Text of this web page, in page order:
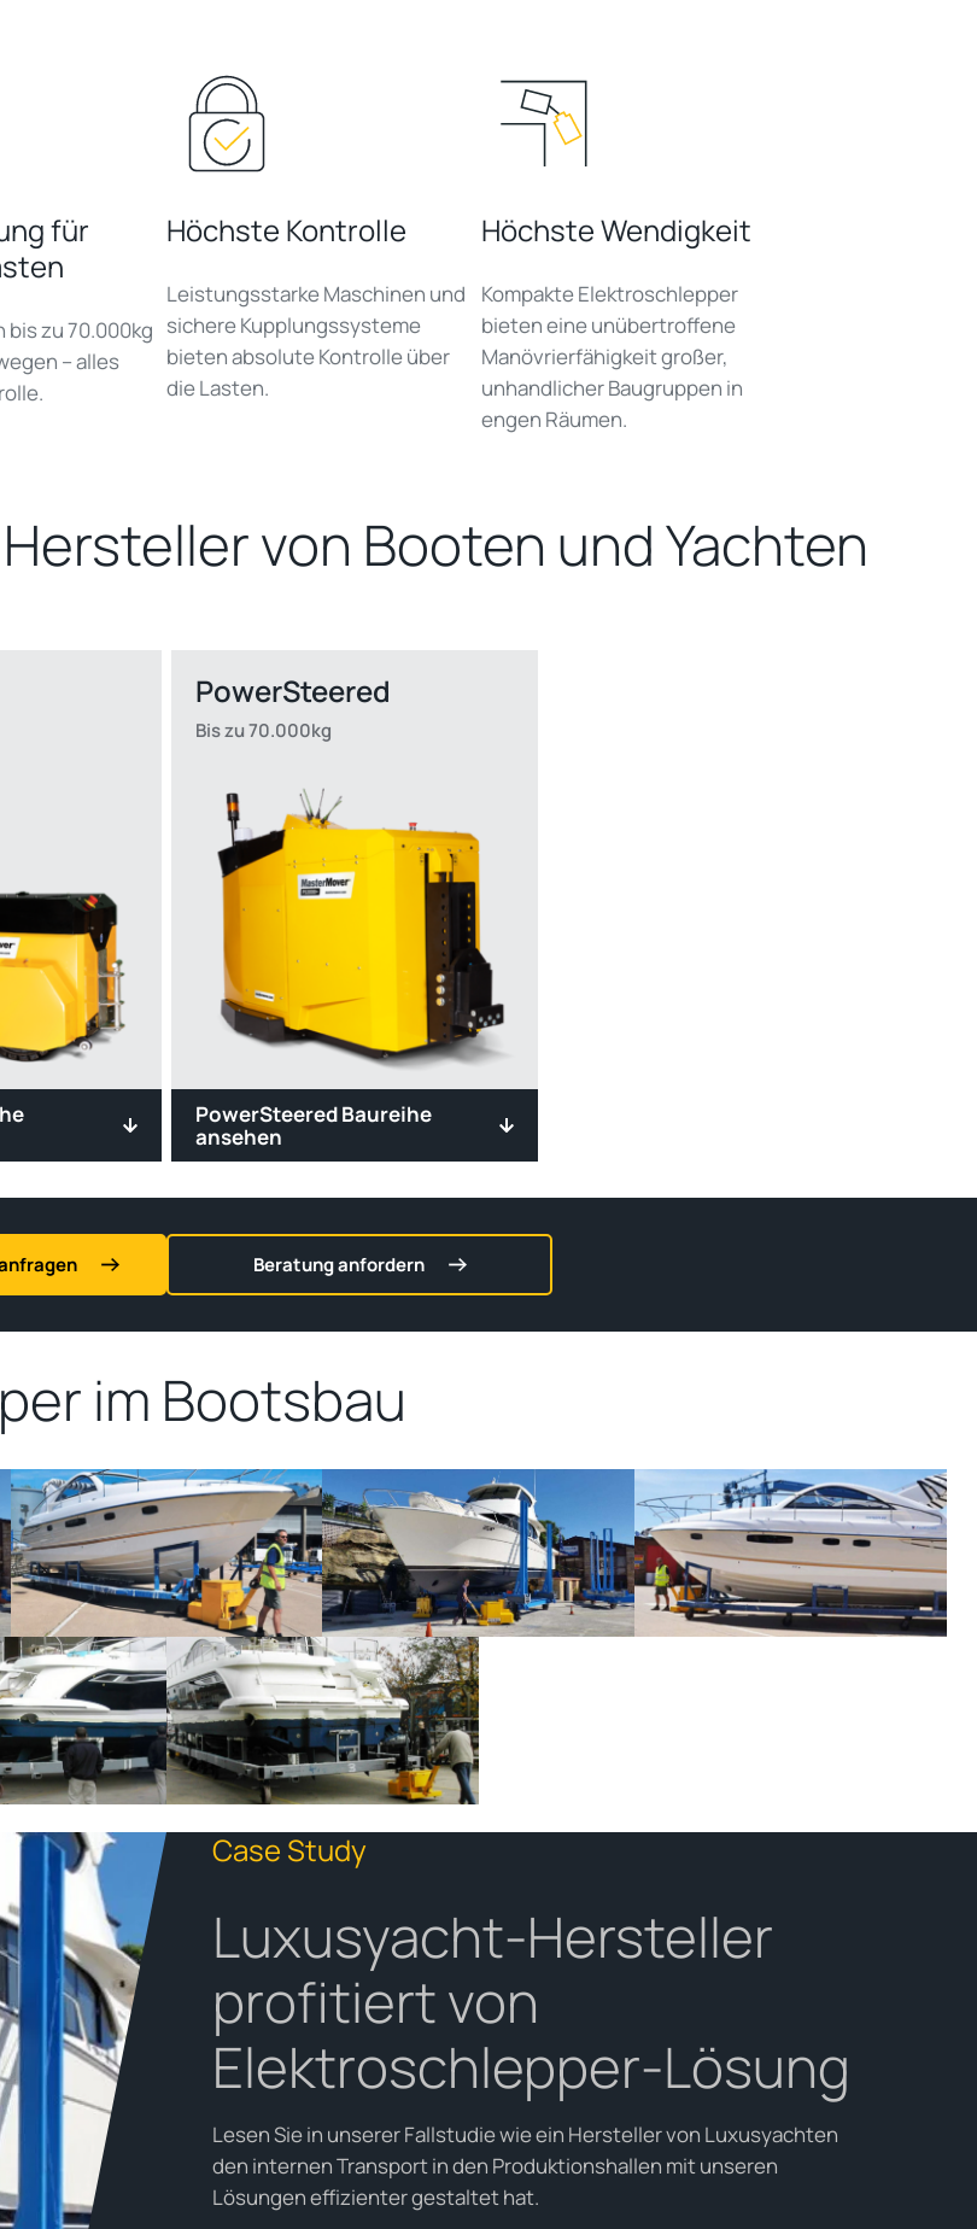
für
bis zu 70.000kg
– alles
Höchste Kontrolle
Leistungsstarke Maschinen und
sichere Kupplungssysteme
bieten absolute Kontrolle über
die Lasten.
Höchste Wendigkeit
Kompakte Elektroschlepper
bieten eine unübertroffene
Manövrierfähigkeit großer,
unhandlicher Baugruppen in
engen Räumen.
von Booten und Yachten
PowerSteered
Bis zu 70.000kg
PowerSteered Baureihe
ansehen
Beratung anfordern
im Bootsbau
Case Study
Luxusyacht-Hersteller
profitiert von
Elektroschlepper-Lösung
Lesen Sie in unserer Fallstudie wie ein Hersteller von Luxusyachten
den internen Transport in den Produktionshallen mit unseren
Lösungen effizienter gestaltet hat.